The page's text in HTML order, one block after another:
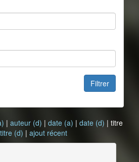
Filtrer
| auteur (d) | date (a) | date (d) | titre
titre (d) | ajout récent